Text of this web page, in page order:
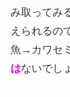
み取ってみ
えられるの
魚→カワセ
はないでし